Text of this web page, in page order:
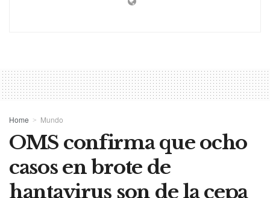
Home Mundo
OMS confirma que ocho
casos en brote de
hantavirus son de la cepa